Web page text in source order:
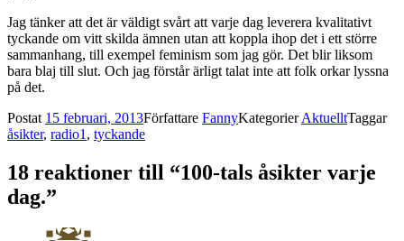
Jag tänker att det är väldigt svårt att varje dag leverera kvalitativt
tyckande om vitt skilda ämnen utan att koppla ihop det i ett större
sammanhang, till exempel feminism som jag gör. Det blir liksom
bara blaj till slut. Och jag förstår ärligt talat inte att folk orkar lyssna
på det.
Postat 15 februari, 2013Författare FannyKategorierAktuelltTaggar
åsikter, radio1 , tyckande
18 reaktioner till “100-tals åsikter varje
dag.”